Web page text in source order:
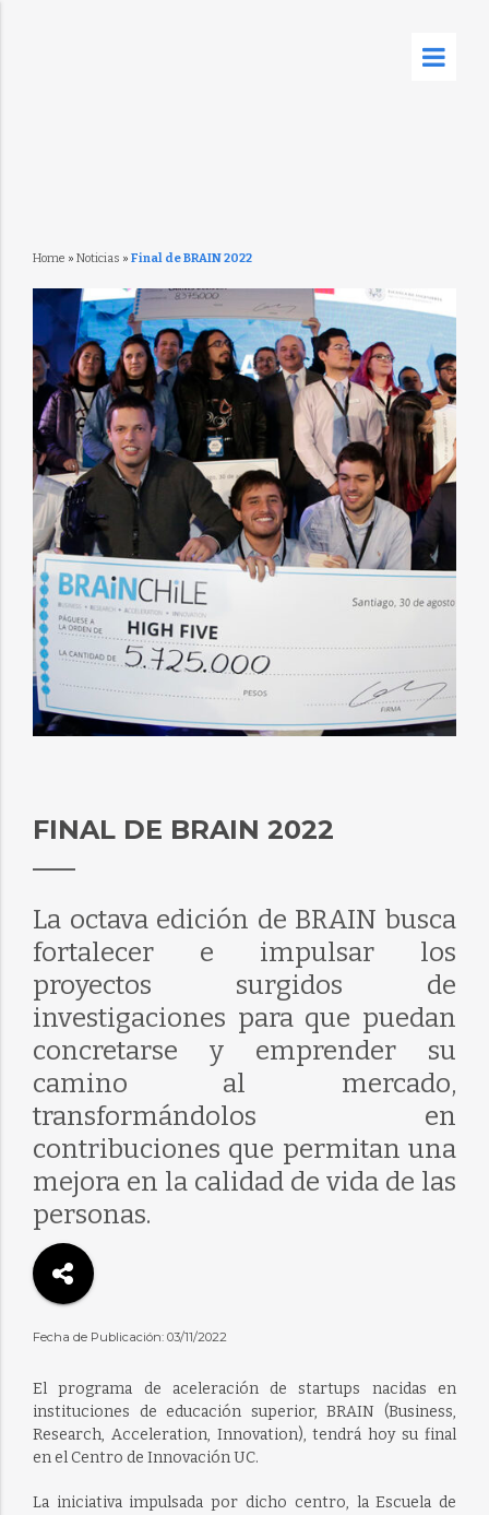
Home » Noticias » Final de BRAIN 2022
FINAL DE BRAIN 2022
La octava edición de BRAIN busca
fortalecer e impulsar los
proyectos surgidos de
investigaciones para que puedan
concretarse y emprender su
camino al mercado,
transformándolos en
contribuciones que permitan una
mejora en la calidad de vida de las
personas.
Fecha de Publicación: 03/11/2022
El programa de aceleración de startups nacidas en
instituciones de educación superior, BRAIN (Business,
Research, Acceleration, Innovation), tendrá hoy su final
en el Centro de Innovación UC.
La iniciativa impulsada por dicho centro, la Escuela de